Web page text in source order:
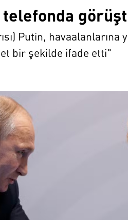
Putin, havaalanlarına
bir şekilde ifade etti"